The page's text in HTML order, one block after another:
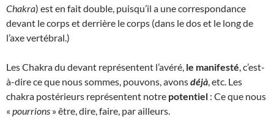
Chakra) est en fait double, puisqu’il a une correspondance
devant le corps et derrière le corps (dans le dos et le long de
l’axe vertébral.)
Les Chakra du devant représentent l’avéré, le manifesté , c’est-
à-dire ce que nous sommes, pouvons, avonsdéjà , etc. Les
chakra postérieurs représentent notre potentiel : Ce que nous
« pourrions » être, dire, faire, par ailleurs.